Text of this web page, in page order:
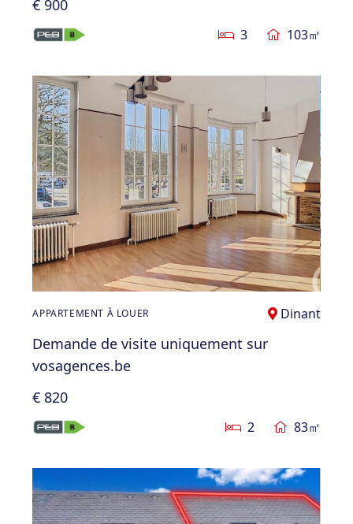
€ 900
3 103㎡
APPARTEMENT À LOUER Dinant
Demande de visite uniquement sur
vosagences.be
€ 820
2 83㎡